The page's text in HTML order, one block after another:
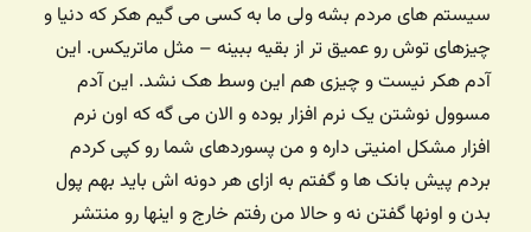
سیستم های مردم بشه ولی ما به کسی می گیم هکر که دنیا و
چیزهای توش رو عمیق تر از بقیه ببینه – مثل ماتریکس. این
آدم هکر نیست و چیزی هم این وسط هک نشد. این آدم
مسوول نوشتن یک نرم افزار بوده و الان می گه که اون نرم
افزار مشکل امنیتی داره و من پسوردهای شما رو کپی کردم
بردم پیش بانک ها و گفتم به ازای هر دونه اش باید بهم پول
بدن و اونها گفتن نه و حالا من رفتم خارج و اینها رو منتشر